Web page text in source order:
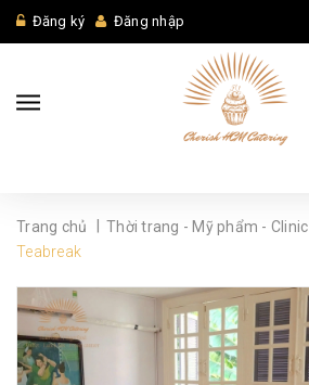
Đăng ký Đăng nhập
Trang chủ Thời trang - Mỹ phẩm - Clinic
Teabreak